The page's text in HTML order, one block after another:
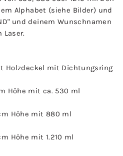
Alphabet (siehe Bilder) und
und deinem Wunschnamen
Holzdeckel mit Dichtungsring
Höhe mit ca. 530 ml
Höhe mit 880 ml
Höhe mit 1.210 ml